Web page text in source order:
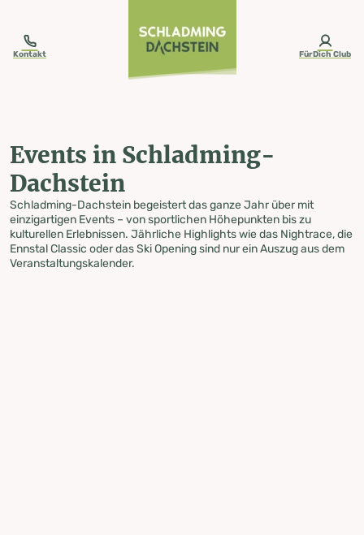
Kontakt FürDich Club
Events in Schladming-
Dachstein
Schladming-Dachstein begeistert das ganze Jahr über mit
einzigartigen Events – von sportlichen Höhepunkten bis zu
kulturellen Erlebnissen. Jährliche Highlights wie das Nightrace, die
Ennstal Classic oder das Ski Opening sind nur ein Auszug aus dem
Veranstaltungskalender.